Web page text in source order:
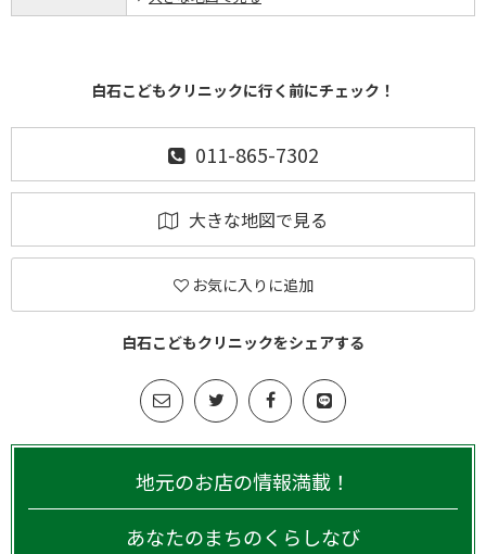
白石こどもクリニックに行く前にチェック！
011-865-7302
大きな地図で見る
お気に入りに追加
白石こどもクリニックをシェアする
地元のお店の情報満載！
あなたのまちのくらしなび